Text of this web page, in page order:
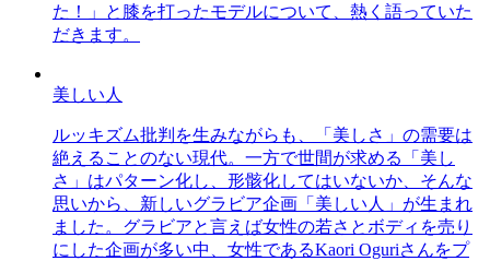
た！」と膝を打ったモデルについて、熱く語っていた
だきます。
美しい人
ルッキズム批判を生みながらも、「美しさ」の需要は
絶えることのない現代。一方で世間が求める「美し
さ」はパターン化し、形骸化してはいないか、そんな
思いから、新しいグラビア企画「美しい人」が生まれ
ました。グラビアと言えば女性の若さとボディを売り
にした企画が多い中、女性であるKaori Oguriさんをプ